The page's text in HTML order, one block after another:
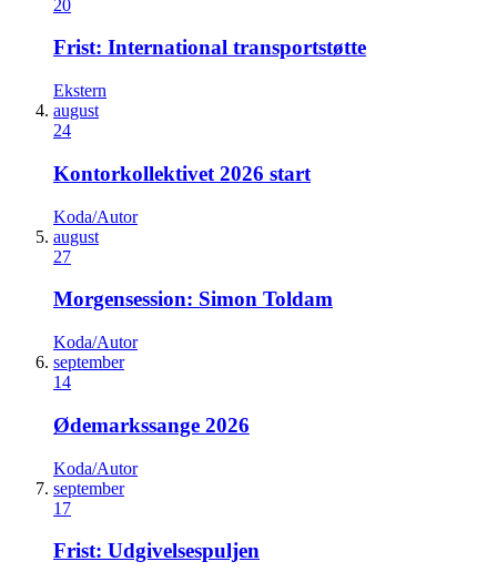
20
Frist: International transportstøtte
Ekstern
august
24
Kontorkollektivet 2026 start
Koda/Autor
august
27
Morgensession: Simon Toldam
Koda/Autor
september
14
Ødemarkssange 2026
Koda/Autor
september
17
Frist: Udgivelsespuljen